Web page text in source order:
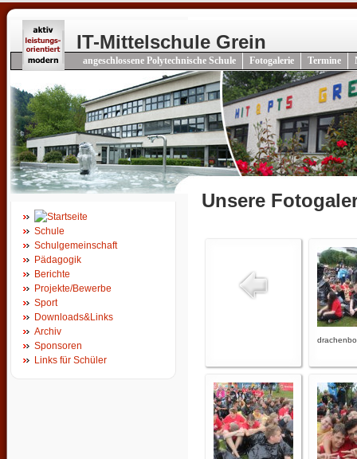
IT-Mittelschule Grein
angeschlossene Polytechnische Schule Fotogalerie Termine
Schule
Schulgemeinschaft
Pädagogik
Berichte
Projekte/Bewerbe
Sport
Downloads&Links
Archiv
Sponsoren
Links für Schüler
Unsere